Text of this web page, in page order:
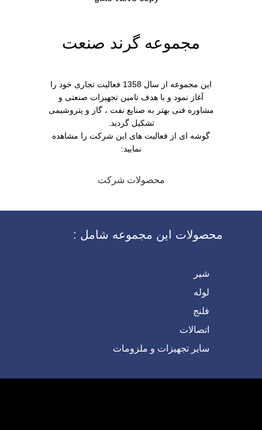
مجموعه گرند صنعت
این مجموعه از سال 1358 فعالیت تجاری خود را
آغاز نمود و با هدف تامین تجهیزات صنعتی و
مشاوره فنی بهتر به صنایع نفت ، گاز و پتروشیمی
تشکیل گردید.
گوشه ای از فعالیت های این شرکت را مشاهده
نمایید:
محصولات شرکت
محصولات این مجموعه شامل :
شیر
لوله
فلنج
اتصالات
سایر تجهیزات و ملزومات